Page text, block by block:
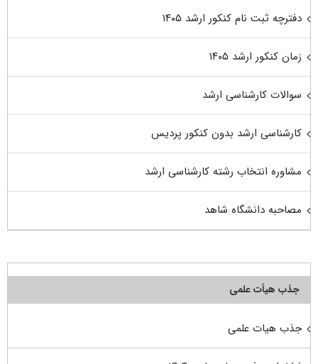
دفترچه ثبت نام کنکور ارشد ۱۴۰۵
زمان کنکور ارشد ۱۴۰۵
سوالات کارشناسی ارشد
کارشناسی ارشد بدون کنکور پردیس
مشاوره انتخاب رشته کارشناسی ارشد
مصاحبه دانشگاه شاهد
جذب هیأت علمی
جذب هیات علمی